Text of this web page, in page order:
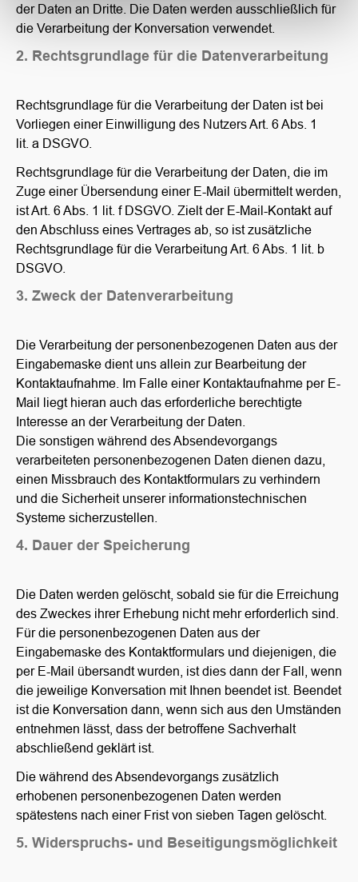
der Daten an Dritte. Die Daten werden ausschließlich für
die Verarbeitung der Konversation verwendet.
2. Rechtsgrundlage für die Datenverarbeitung
Rechtsgrundlage für die Verarbeitung der Daten ist bei
Vorliegen einer Einwilligung des Nutzers Art. 6 Abs. 1
lit. a DSGVO.
Rechtsgrundlage für die Verarbeitung der Daten, die im
Zuge einer Übersendung einer E-Mail übermittelt werden,
ist Art. 6 Abs. 1 lit. f DSGVO. Zielt der E-Mail-Kontakt auf
den Abschluss eines Vertrages ab, so ist zusätzliche
Rechtsgrundlage für die Verarbeitung Art. 6 Abs. 1 lit. b
DSGVO.
3. Zweck der Datenverarbeitung
Die Verarbeitung der personenbezogenen Daten aus der
Eingabemaske dient uns allein zur Bearbeitung der
Kontaktaufnahme. Im Falle einer Kontaktaufnahme per E-
Mail liegt hieran auch das erforderliche berechtigte
Interesse an der Verarbeitung der Daten.
Die sonstigen während des Absendevorgangs
verarbeiteten personenbezogenen Daten dienen dazu,
einen Missbrauch des Kontaktformulars zu verhindern
und die Sicherheit unserer informationstechnischen
Systeme sicherzustellen.
4. Dauer der Speicherung
Die Daten werden gelöscht, sobald sie für die Erreichung
des Zweckes ihrer Erhebung nicht mehr erforderlich sind.
Für die personenbezogenen Daten aus der
Eingabemaske des Kontaktformulars und diejenigen, die
per E-Mail übersandt wurden, ist dies dann der Fall, wenn
die jeweilige Konversation mit Ihnen beendet ist. Beendet
ist die Konversation dann, wenn sich aus den Umständen
entnehmen lässt, dass der betroffene Sachverhalt
abschließend geklärt ist.
Die während des Absendevorgangs zusätzlich
erhobenen personenbezogenen Daten werden
spätestens nach einer Frist von sieben Tagen gelöscht.
5. Widerspruchs- und Beseitigungsmöglichkeit